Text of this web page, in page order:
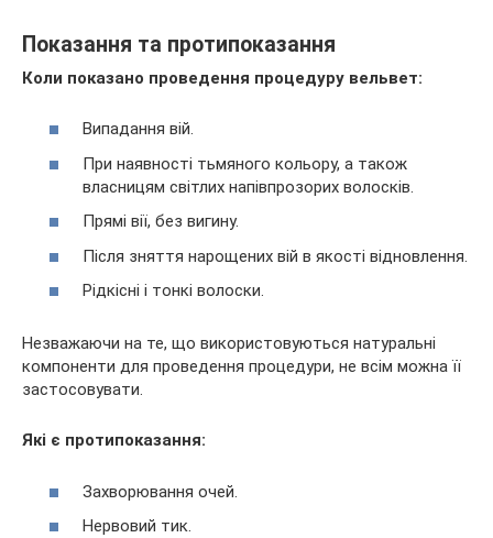
Показання та протипоказання
Коли показано проведення процедуру вельвет:
Випадання вій.
При наявності тьмяного кольору, а також
власницям світлих напівпрозорих волосків.
Прямі вії, без вигину.
Після зняття нарощених вій в якості відновлення.
Рідкісні і тонкі волоски.
Незважаючи на те, що використовуються натуральні
компоненти для проведення процедури, не всім можна її
застосовувати.
Які є протипоказання:
Захворювання очей.
Нервовий тик.